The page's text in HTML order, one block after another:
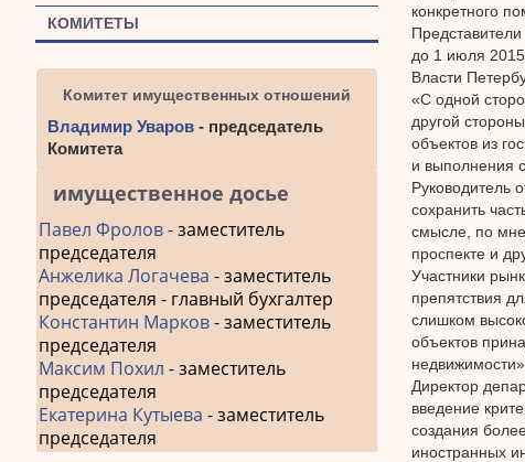
конкретного
до 1 июля 2015
Власти
«С одной
другой
объектов из
и выполнения
Руководитель
сохранить
смысле, по
проспекте и
Участники
препятствия
слишком
объектов
Директор
введение
создания
иностранных
КОМИТЕТЫ
Комитет имущественных отношений
Владимир Уваров - председатель
Комитета
имущественное досье
Павел Фролов- заместитель
председателя
Анжелика Логачева - заместитель
председателя - главный бухгалтер
Константин Марков- заместитель
председателя
Максим Похил - заместитель
председателя
Екатерина Кутыева - заместитель
председателя